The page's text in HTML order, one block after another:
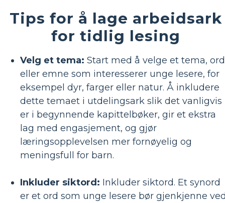
Tips for å lage arbeidsark
for tidlig lesing
Velg et tema: Start med å velge et tema, ord
eller emne som interesserer unge lesere, for
eksempel dyr, farger eller natur. Å inkludere
dette temaet i utdelingsark slik det vanligvis
er i begynnende kapittelbøker, gir et ekstra
lag med engasjement, og gjør
læringsopplevelsen mer fornøyelig og
meningsfull for barn.
Inkluder siktord: Inkluder siktord. Et synord
er et ord som unge lesere bør gjenkjenne